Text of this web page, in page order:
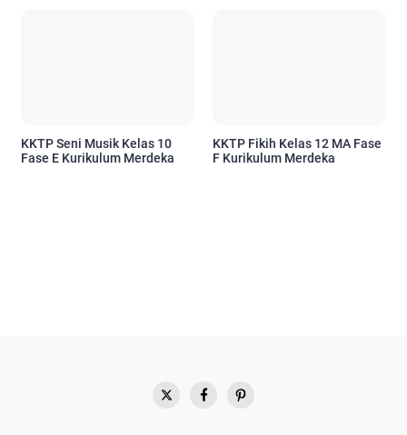
KKTP Seni Musik Kelas 10
Fase E Kurikulum Merdeka
KKTP Fikih Kelas 12 MA Fase
F Kurikulum Merdeka